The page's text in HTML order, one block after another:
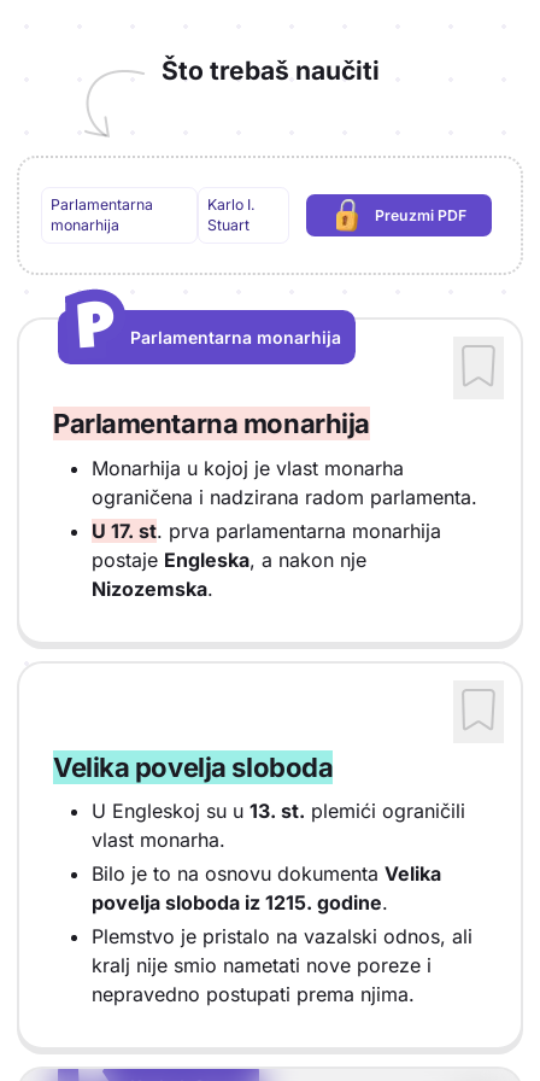
Što trebaš naučiti
Parlamentarna
monarhija
Karlo I.
Stuart
Preuzmi PDF
(potrebna prijava)
P
P
Parlamentarna monarhija
Parlamentarna monarhija
Monarhija u kojoj je vlast monarha
ograničena i nadzirana radom parlamenta.
U 17. st. prva parlamentarna monarhija
postaje Engleska, a nakon nje
Nizozemska.
Velika povelja sloboda
U Engleskoj su u 13. st. plemići ograničili
vlast monarha.
Bilo je to na osnovu dokumenta Velika
povelja sloboda iz 1215. godine.
Plemstvo je pristalo na vazalski odnos, ali
kralj nije smio nametati nove poreze i
nepravedno postupati prema njima.